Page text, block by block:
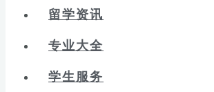
留学资讯
专业大全
学生服务